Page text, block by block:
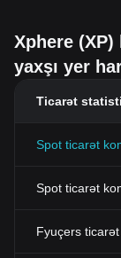
Xphere
yaxşı yer
Ticarət
Spot ticarət
Spot ticarət
Fyuçers